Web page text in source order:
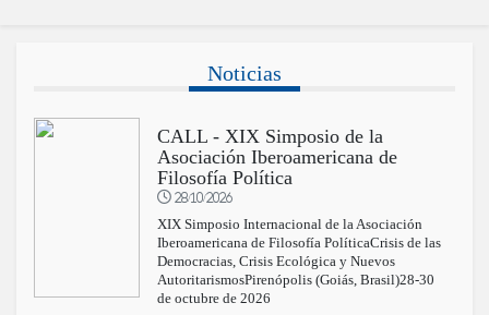
Noticias
CALL - XIX Simposio de la
Asociación Iberoamericana de
Filosofía Política
28/10/2026
XIX Simposio Internacional de la Asociación
Iberoamericana de Filosofía PolíticaCrisis de las
Democracias, Crisis Ecológica y Nuevos
AutoritarismosPirenópolis (Goiás, Brasil)28-30
de octubre de 2026